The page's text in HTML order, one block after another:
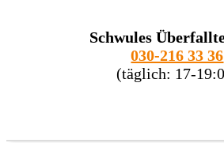
Schwules
030-216 33 36
(täglich: 17-